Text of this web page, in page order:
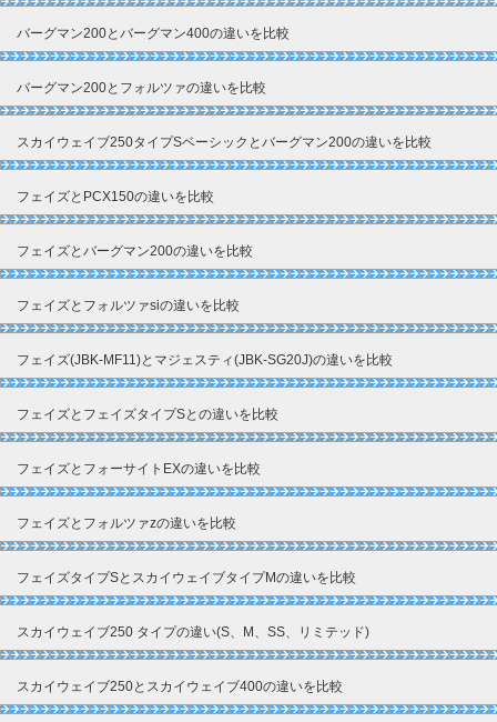
バーグマン200とバーグマン400の違いを比較
バーグマン200とフォルツァの違いを比較
スカイウェイブ250タイプSベーシックとバーグマン200の違いを比較
フェイズとPCX150の違いを比較
フェイズとバーグマン200の違いを比較
フェイズとフォルツァsiの違いを比較
フェイズ(JBK-MF11)とマジェスティ(JBK-SG20J)の違いを比較
フェイズとフェイズタイプSとの違いを比較
フェイズとフォーサイトEXの違いを比較
フェイズとフォルツァzの違いを比較
フェイズタイプSとスカイウェイブタイプMの違いを比較
スカイウェイブ250 タイプの違い(S、M、SS、リミテッド)
スカイウェイブ250とスカイウェイブ400の違いを比較